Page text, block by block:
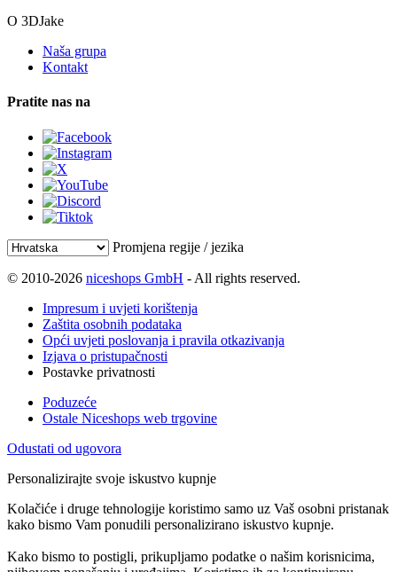
O 3DJake
Naša grupa
Kontakt
Pratite nas na
Promjena regije / jezika
© 2010-2026 niceshops GmbH - All rights reserved.
Impresum i uvjeti korištenja
Zaštita osobnih podataka
Opći uvjeti poslovanja i pravila otkazivanja
Izjava o pristupačnosti
Postavke privatnosti
Poduzeće
Ostale Niceshops web trgovine
Odustati od ugovora
Personalizirajte svoje iskustvo kupnje
Kolačiće i druge tehnologije koristimo samo uz Vaš osobni pristanak
kako bismo Vam ponudili personalizirano iskustvo kupnje.
Kako bismo to postigli, prikupljamo podatke o našim korisnicima,